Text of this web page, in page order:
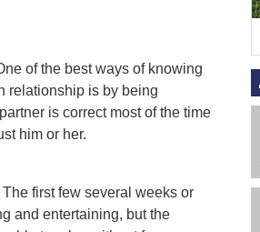
of the best ways of knowing
relationship is by being
is correct most of the time
him or her.
first few several weeks or
and entertaining, but the